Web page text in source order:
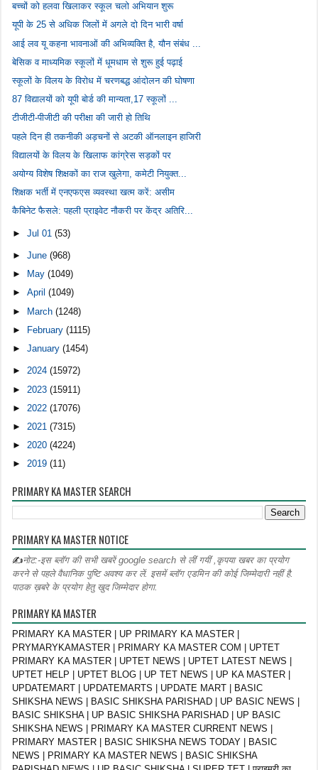
बच्चों को हलवा खिलाकर स्कूल चलो अभियान शुरू
यूपी के 25 से अधिक जिलों में अगले दो दिन भारी वर्षा
आई लव यू कहना भावनाओं की अभिव्यक्ति है, यौन संबंध ...
बेसिक व माध्यमिक स्कूलों में धूमधाम से शुरू हुई पढ़ाई
स्कूलों के विलय के विरोध में चरणबद्ध आंदोलन की घोषणा
87 विद्यालयों को यूपी बोर्ड की मान्यता,17 स्कूलों ...
टीजीटी-पीजीटी की परीक्षा की जारी हो तिथि
पहले दिन ही तकनीकी अड़चनों से अटकी ऑनलाइन हाजिरी
विद्यालयों के विलय के खिलाफ कांग्रेस सड़कों पर
अयोग्य विशेष शिक्षकों का राज खुलेगा, कमेटी नियुक्त...
शिक्षक भर्ती में एनएफएस व्यवस्था खत्म करें: असीम
कैबिनेट फैसले: पहली प्राइवेट नौकरी पर केंद्र अतिरि...
►Jul 01(53)
►June(968)
►
May(1049)
►April(1049)
► March(1248)
►
February(1115)
►January(1454)
►2024(15972)
► 2023(15911)
► 2022(17076)
► 2021(7315)
►2020(4224)
►2019(11)
PRIMARY KA MASTER SEARCH
PRIMARY KA MASTER NOTICE
✍नोट:-इस ब्लॉग की सभी खबरें google search से लीं गयीं ,कृपया खबर का प्रयोग
करने से पहले वैधानिक पुष्टि अवश्य कर लें. इसमें ब्लॉग एडमिन की कोई जिम्मेदारी नहीं है.
पाठक ख़बरे के प्रयोग हेतु खुद जिम्मेदार होगा.
PRIMARY KA MASTER
PRIMARY KA MASTER | UP PRIMARY KA MASTER |
PRYMARYKAMASTER | PRIMARY KA MASTER COM | UPTET
PRIMARY KA MASTER | UPTET NEWS | UPTET LATEST NEWS |
UPTET HELP | UPTET BLOG | UP TET NEWS | UP KA MASTER |
UPDATEMART | UPDATEMARTS | UPDATE MART | BASIC
SHIKSHA NEWS | BASIC SHIKSHA PARISHAD | UP BASIC NEWS |
BASIC SHIKSHA | UP BASIC SHIKSHA PARISHAD | UP BASIC
SHIKSHA NEWS | PRIMARY KA MASTER CURRENT NEWS |
PRIMARY MASTER | BASIC SHIKSHA NEWS TODAY | BASIC
NEWS | PRIMARY KA MASTER NEWS | BASIC SHIKSHA